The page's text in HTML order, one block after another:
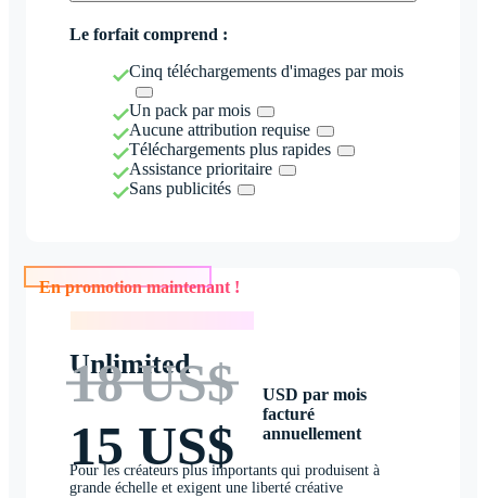
Le forfait comprend :
Cinq téléchargements d'images par mois
Un pack par mois
Aucune attribution requise
Téléchargements plus rapides
Assistance prioritaire
Sans publicités
En promotion maintenant !
Unlimited
18 US$
15 US$
USD par mois
facturé
annuellement
Pour les créateurs plus importants qui produisent à
grande échelle et exigent une liberté créative